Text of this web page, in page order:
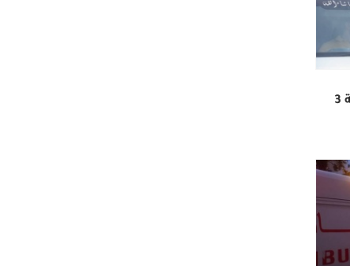
محافظ سلفيت يغلق بلدة الزاوية 3